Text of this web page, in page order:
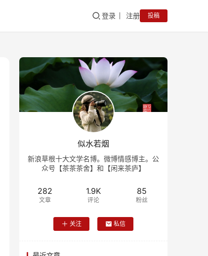
登录 注册 投稿
似水若烟
新浪草根十大文学名博。微博情感博主。公
众号【茶茶茶舍】和【闲来茶庐】
282
文章
1.9K
评论
85
粉丝
关注 私信